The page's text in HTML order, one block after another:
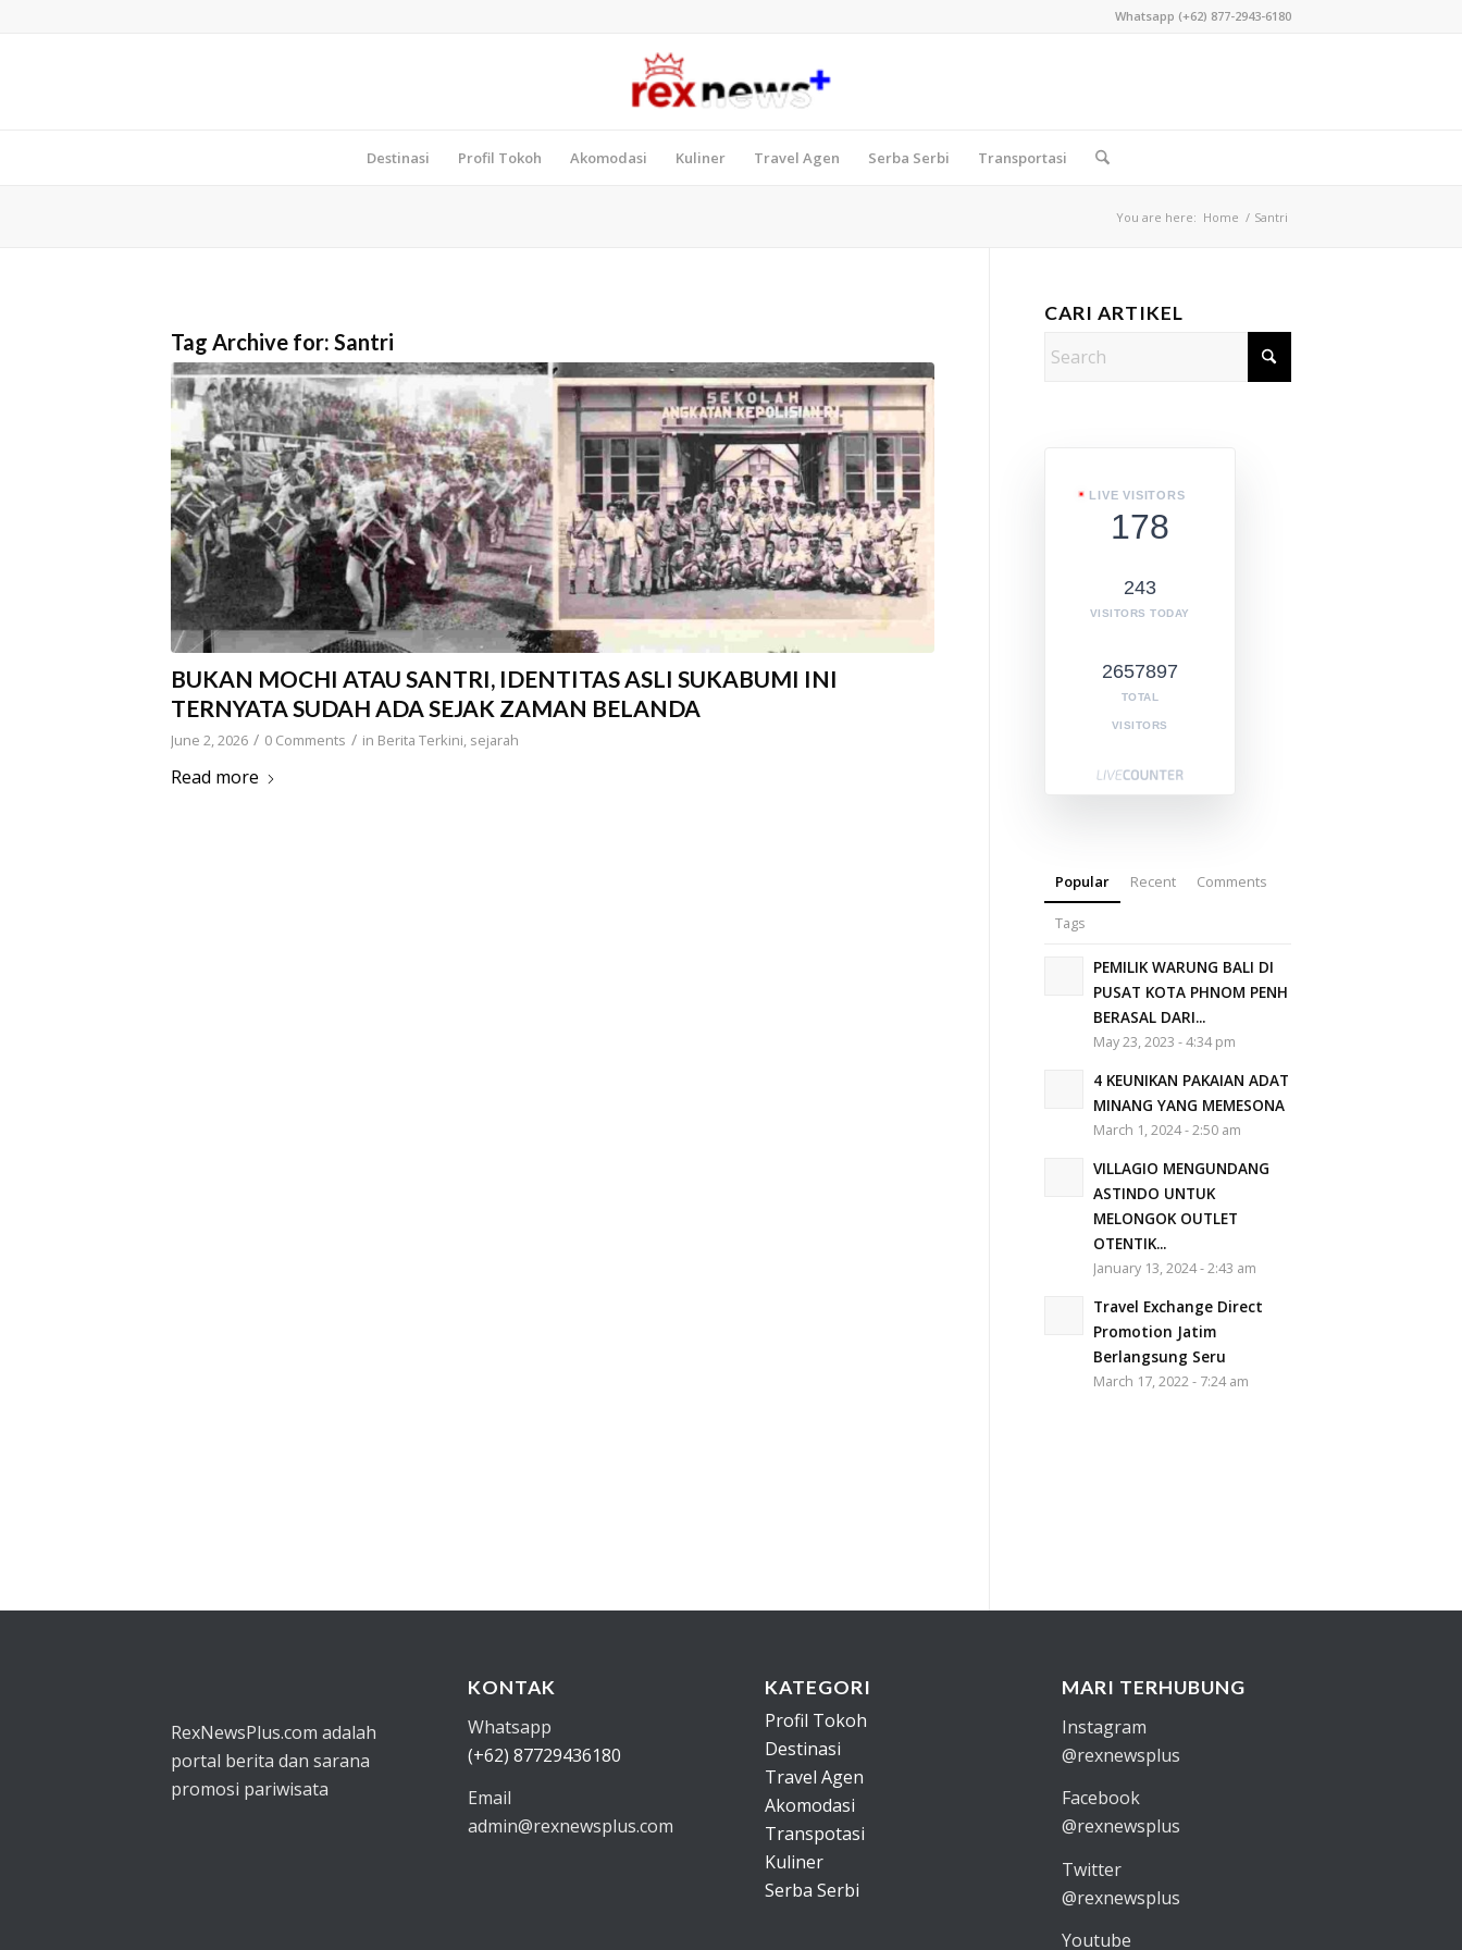
Whatsapp (+62) 877-2943-6180
Destinasi Profil Tokoh Akomodasi Kuliner Travel Agen Serba Serbi Transportasi
You are here: Home / Santri
Tag Archive for: Santri
BUKAN MOCHI ATAU SANTRI, IDENTITAS ASLI SUKABUMI INI
TERNYATA SUDAH ADA SEJAK ZAMAN BELANDA
June 2, 2026 / 0 Comments / in Berita Terkini, sejarah
Read more
CARI ARTIKEL
LIVE VISITORS
178
243
VISITORS TODAY
2657897
TOTAL
VISITORS
Popular Recent Comments
Tags
PEMILIK WARUNG BALI DI
PUSAT KOTA PHNOM PENH
BERASAL DARI...
May 23, 2023 - 4:34 pm
4 KEUNIKAN PAKAIAN ADAT
MINANG YANG MEMESONA
March 1, 2024 - 2:50 am
VILLAGIO MENGUNDANG
ASTINDO UNTUK
MELONGOK OUTLET
OTENTIK...
January 13, 2024 - 2:43 am
Travel Exchange Direct
Promotion Jatim
Berlangsung Seru
March 17, 2022 - 7:24 am
RexNewsPlus.com adalah
portal berita dan sarana
promosi pariwisata
KONTAK
Whatsapp
(+62) 87729436180
Email
admin@rexnewsplus.com
KATEGORI
Profil Tokoh
Destinasi
Travel Agen
Akomodasi
Transpotasi
Kuliner
Serba Serbi
MARI TERHUBUNG
Instagram
@rexnewsplus
Facebook
@rexnewsplus
Twitter
@rexnewsplus
Youtube